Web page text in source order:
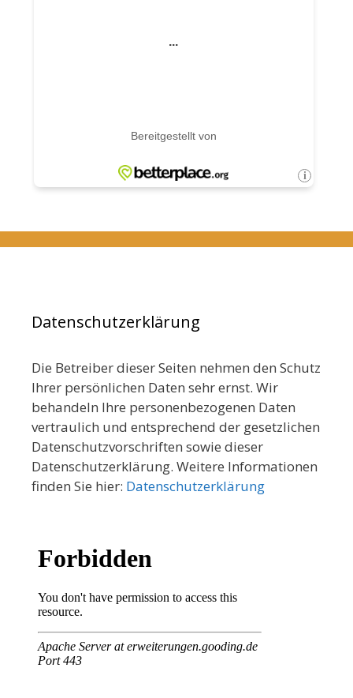
Datenschutzerklärung
Die Betreiber dieser Seiten nehmen den Schutz
Ihrer persönlichen Daten sehr ernst. Wir
behandeln Ihre personenbezogenen Daten
vertraulich und entsprechend der gesetzlichen
Datenschutzvorschriften sowie dieser
Datenschutzerklärung. Weitere Informationen
finden Sie hier: Datenschutzerklärung